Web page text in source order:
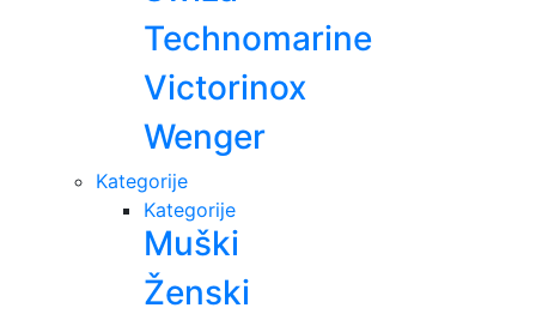
Technomarine
Victorinox
Wenger
Kategorije
Kategorije
Muški
Ženski